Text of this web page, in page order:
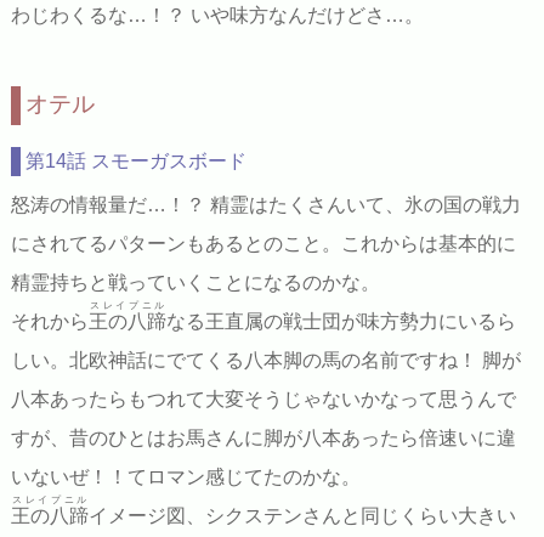
わじわくるな…！？ いや味方なんだけどさ…。
オテル
第14話 スモーガスボード
怒涛の情報量だ…！？ 精霊はたくさんいて、氷の国の戦力
にされてるパターンもあるとのこと。これからは基本的に
精霊持ちと戦っていくことになるのかな。
それから王の八蹄
スレイプニル
なる王直属の戦士団が味方勢力にいるら
しい。北欧神話にでてくる八本脚の馬の名前ですね！ 脚が
八本あったらもつれて大変そうじゃないかなって思うんで
すが、昔のひとはお馬さんに脚が八本あったら倍速いに違
いないぜ！！てロマン感じてたのかな。
王の八蹄
スレイプニル
イメージ図、シクステンさんと同じくらい大きい